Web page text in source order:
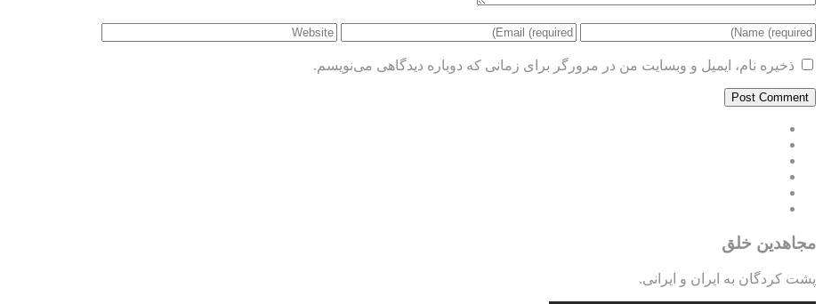
ذخیره نام، ایمیل و وبسایت من در مرورگر برای زمانی که دوباره دیدگاهی می‌نویسم.
مجاهدین خلق
پشت کردگان به ایران و ایرانی.